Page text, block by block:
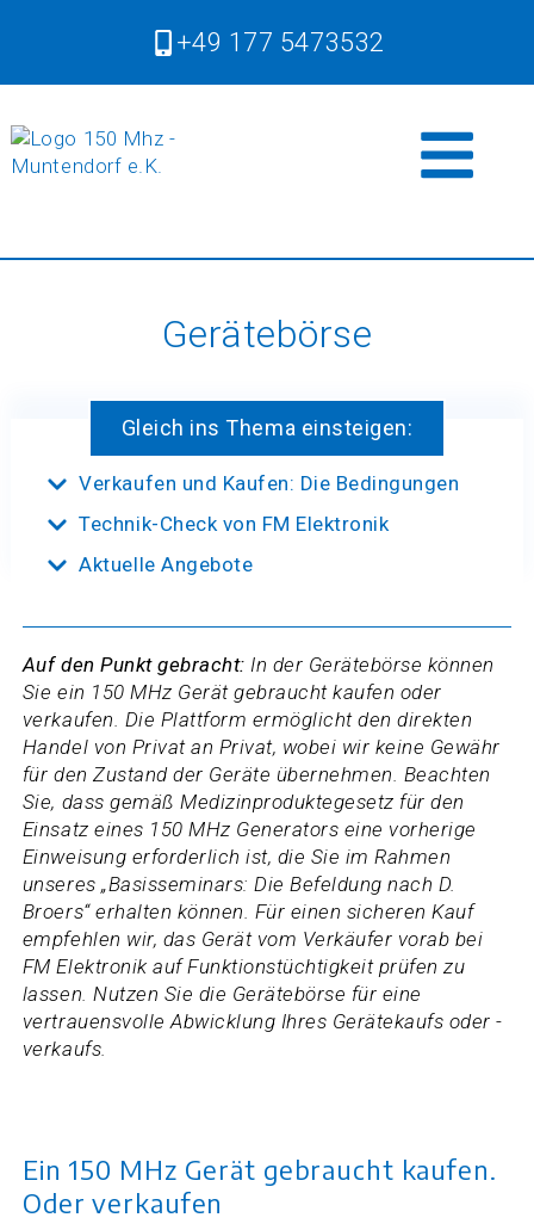
+49 177 5473532
Gerätebörse
Gleich ins Thema einsteigen:
Verkaufen und Kaufen: Die Bedingungen
Technik-Check von FM Elektronik
Aktuelle Angebote
Auf den Punkt gebracht: In der Gerätebörse können
Sie ein 150 MHz Gerät gebraucht kaufen oder
verkaufen. Die Plattform ermöglicht den direkten
Handel von Privat an Privat, wobei wir keine Gewähr
für den Zustand der Geräte übernehmen. Beachten
Sie, dass gemäß Medizinproduktegesetz für den
Einsatz eines 150 MHz Generators eine vorherige
Einweisung erforderlich ist, die Sie im Rahmen
unseres „Basisseminars: Die Befeldung nach D.
Broers“ erhalten können. Für einen sicheren Kauf
empfehlen wir, das Gerät vom Verkäufer vorab bei
FM Elektronik auf Funktionstüchtigkeit prüfen zu
lassen. Nutzen Sie die Gerätebörse für eine
vertrauensvolle Abwicklung Ihres Gerätekaufs oder -
verkaufs.
Ein 150 MHz Gerät gebraucht kaufen.
Oder verkaufen